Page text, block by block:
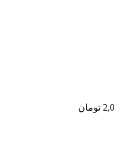
تومان